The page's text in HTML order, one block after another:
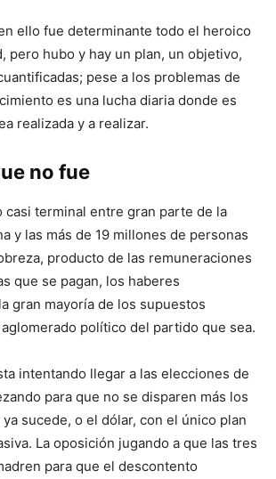
ello fue determinante todo el heroico
pero hubo y hay un plan, un objetivo,
pese a los problemas de
es una lucha diaria donde es
realizada y a realizar.
no fue
casi terminal entre gran parte de la
y las más de 19 millones de personas
producto de las remuneraciones
que se pagan, los haberes
gran mayoría de los supuestos
político del partido que sea.
intentando llegar a las elecciones de
para que no se disparen más los
sucede, o el dólar, con el único plan
La oposición jugando a que las tres
para que el descontento